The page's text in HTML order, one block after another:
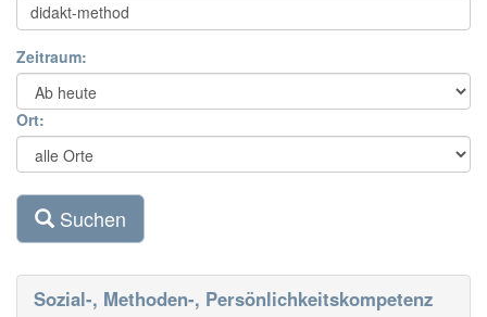
Zeitraum:
Ort:
Suchen
Sozial-, Methoden-, Persönlichkeitskompetenz